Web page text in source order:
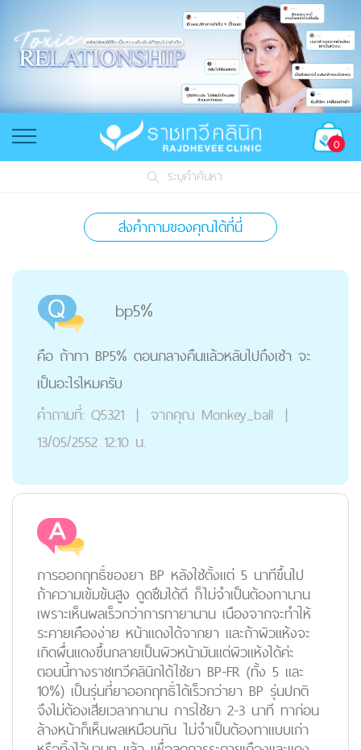
0
ระบุคำค้นหา
ส่งคำถามของคุณได้ที่นี่
bp5%
คือ ถ้าทา BP5% ตอนกลางคืนแล้วหลับไปถึงเช้า จะ
เป็นอะไรไหมครับ
คำถามที่: Q5321 | จากคุณ Monkey_ball |
13/05/2552 12:10 น.
การออกฤทธิ์ของยา BP หลังใช้ตั้งแต่ 5 นาทีขึ้นไป
ถ้าความเข้มข้นสูง ดูดซึมได้ดี ก็ไม่จำเป็นต้องทานาน
เพราะเห็นผลเร็วกว่าการทายานาน เนืองจากจะทำให้
ระคายเคืองง่าย หน้าแดงได้จากยา และถ้าผิวแห้งจะ
เกิดผื่นแดงขึ้นกลายเป็นผิวหน้ามันแต่ผิวแห้งได้ค่ะ
ตอนนี้ทางราชเทวีคลินิกได้ใช้ยา BP-FR (ทั้ง 5 และ
10%) เป็นรุ่นที่ยาออกฤทธิ์ได้เร็วกว่ายา BP รุ่นปกติ
จึงไม่ต้องเสียเวลาทานาน การใช้ยา 2-3 นาที ทาก่อน
ล้างหน้าก็เห็นผลเหมือนกัน ไม่จำเป็นต้องทาแบบเก่า